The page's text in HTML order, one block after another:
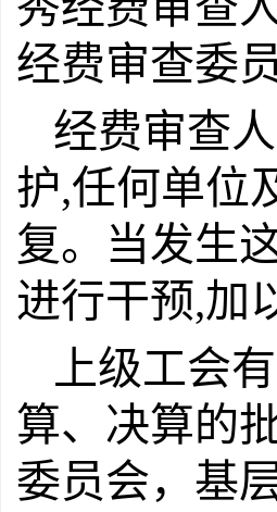
经费审查委
经费审查
护,任何单位
复。当发生
进行干预,加
上级工会
算、决算的
委员会，基